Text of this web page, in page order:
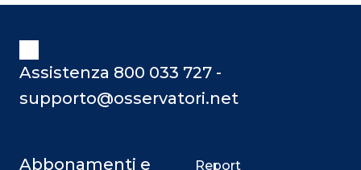
Assistenza 800 033 727 -
supporto@osservatori.net
Abbonamenti e
Report